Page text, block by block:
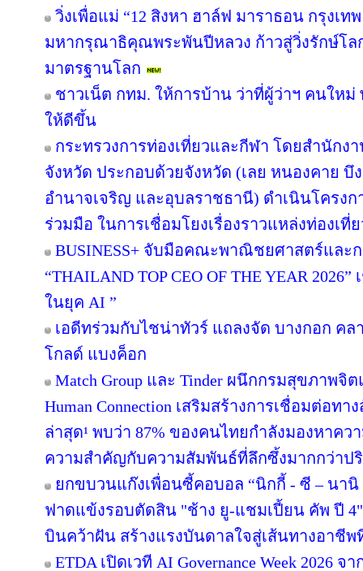
วิ่งเพื่อแม่ “12 สิงหา ฮาล์ฟ มาราธอน กรุงเท
มหากรุณาธิคุณพระพันปีหลวง ก้าวสู่วิ่งรักษ์โ
มาตรฐานโลก
ชาวเน็ต กทม. ให้การบ้าน ว่าที่ผู้ว่าฯ คนให
ให้ดีขึ้น
กระทรวงการท่องเที่ยวและกีฬา โดยสำนักง
จังหวัด ประกอบด้วยจังหวัด (เลย หนองคาย
อำนาจเจริญ และอุบลราชธานี) ดำเนินโครง
ร่วมมือ ในการเชื่อมโยงเรื่องราวแหล่งท่องเที่
BUSINESS+ จับมือคณะพาณิชยศาสตร์และ
“THAILAND TOP CEO OF THE YEAR
ในยุค AI ”
เอดีทร่วมกับไชน่าทัวร์ แถลงจัด บางกอก ค
โกลด์ แบงค็อก
Match Group และ Tinder ผนึกกรมสุขภาพ
Human Connection เสริมสร้างการเชื่อมต่อท
ล่าสุด¹ พบว่า 87% ของคนไทยกำลังมองหาค
ความสำคัญกับความสัมพันธ์ที่ลึกซึ้งมากกว่าป
ยกขบวนแก๊งเพื่อนซี้คอบอล “นิกกี้ - ซี – นานิ
ฟาดแข้งรอบตัดสิน "ช้าง ยู-แชมเปี้ยน คัพ ปี
บินคว้าฝัน สร้างแรงบันดาลใจสู่เส้นทางอาชี
ETDA เปิดเวที AI Governance Week 2026